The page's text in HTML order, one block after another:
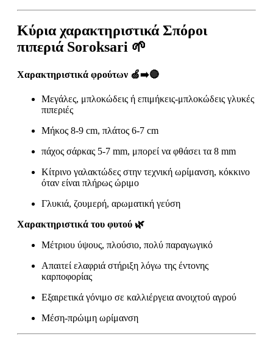
Κύρια χαρακτηριστικά Σπόροι
πιπεριά Soroksari 🌱
Χαρακτηριστικά φρούτων 🍏➡️🔴
Μεγάλες, μπλοκώδεις ή επιμήκεις-μπλοκώδεις γλυκές
πιπεριές
Μήκος 8-9 cm, πλάτος 6-7 cm
πάχος σάρκας 5-7 mm, μπορεί να φθάσει τα 8 mm
Κίτρινο γαλακτώδες στην τεχνική ωρίμανση, κόκκινο
όταν είναι πλήρως ώριμο
Γλυκιά, ζουμερή, αρωματική γεύση
Χαρακτηριστικά του φυτού 🌿
Μέτριου ύψους, πλούσιο, πολύ παραγωγικό
Απαιτεί ελαφριά στήριξη λόγω της έντονης
καρποφορίας
Εξαιρετικά γόνιμο σε καλλιέργεια ανοιχτού αγρού
Μέση-πρώιμη ωρίμανση